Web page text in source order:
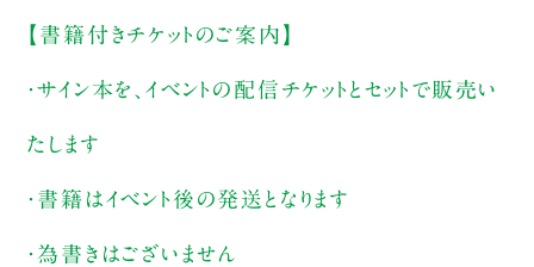
【書籍付きチケットのご案内】
・サイン本を、イベントの配信チケットとセットで販売い
たします
・書籍はイベント後の発送となります
・為書きはございません